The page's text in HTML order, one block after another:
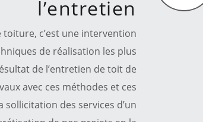
l’entretien
c’est une intervention
de réalisation les plus
de l’entretien de toit de
avec ces méthodes et ces
sollicitation des services d’un